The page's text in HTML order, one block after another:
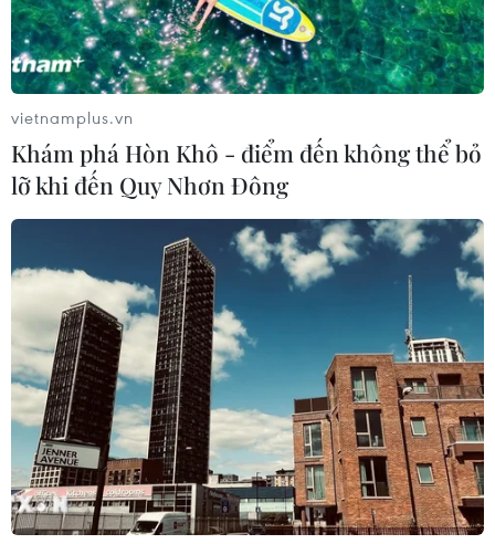
“Sản phẩm ngách” lên ngôi và giải pháp
du lịch toàn cầu giai đoạn mới
14/07/2022 03:41
Theo các chuyên gia, để phục hồi du lịch toàn cầu hậu
COVID-19, các quốc gia cần tập trung vào các sản
phẩm ngách, "du lịch chậm" và tập trung vào chất thay
vì số lượng hay tăng trưởng “nóng”...
vietnamplus.vn
Khám phá Hòn Khô - điểm đến không thể bỏ
lỡ khi đến Quy Nhơn Đông